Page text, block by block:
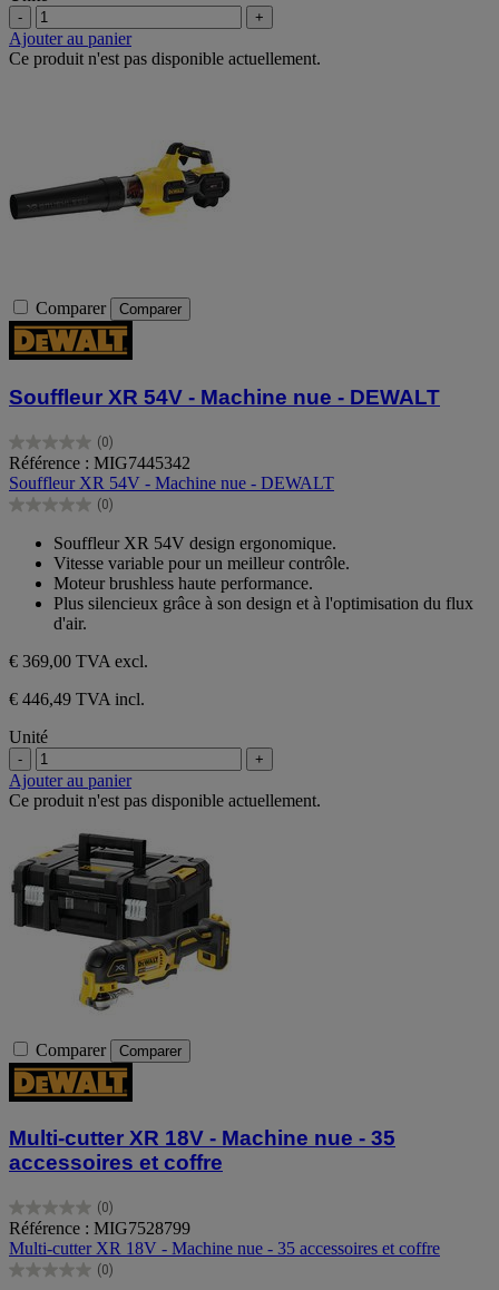
- +
Ajouter au panier
Ce produit n'est pas disponible actuellement.
Comparer Comparer
Souffleur XR 54V - Machine nue - DEWALT
(0)
0.0
sur
5
étoiles.
Référence : MIG7445342
Souffleur XR 54V - Machine nue - DEWALT
(0)
0.0
étoiles.
Souffleur XR 54V design ergonomique.
Vitesse variable pour un meilleur contrôle.
Moteur brushless haute performance.
Plus silencieux grâce à son design et à l'optimisation du flux
d'air.
€ 369,00 TVA excl.
€ 446,49 TVA incl.
Unité
- +
Ajouter au panier
Ce produit n'est pas disponible actuellement.
Comparer Comparer
Multi-cutter XR 18V - Machine nue - 35
accessoires et coffre
(0)
0.0
sur
5
étoiles.
Référence : MIG7528799
Multi-cutter XR 18V - Machine nue - 35 accessoires et coffre
(0)
0.0